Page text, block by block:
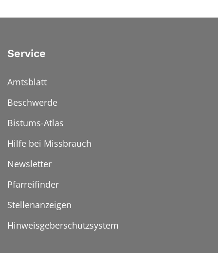
Service
Amtsblatt
Beschwerde
Bistums-Atlas
Hilfe bei Missbrauch
Newsletter
Pfarreifinder
Stellenanzeigen
Hinweisgeberschutzsystem